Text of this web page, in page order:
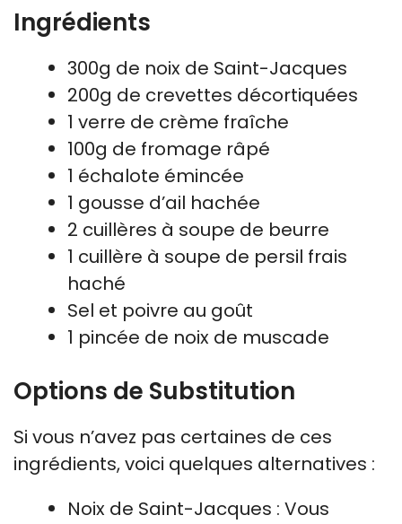
Ingrédients
300g de noix de Saint-Jacques
200g de crevettes décortiquées
1 verre de crème fraîche
100g de fromage râpé
1 échalote émincée
1 gousse d’ail hachée
2 cuillères à soupe de beurre
1 cuillère à soupe de persil frais
haché
Sel et poivre au goût
1 pincée de noix de muscade
Options de Substitution
Si vous n’avez pas certaines de ces
ingrédients, voici quelques alternatives :
Noix de Saint-Jacques : Vous